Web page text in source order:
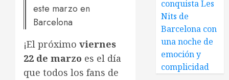
este marzo en
Barcelona
¡El próximo viernes
22 de marzo es el día
que todos los fans de
conquista Les
Nits de
Barcelona con
una noche de
emoción y
complicidad